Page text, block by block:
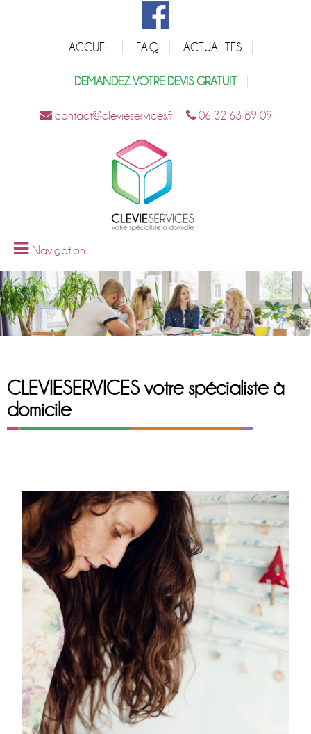
ACCUEIL F.A.Q ACTUALITES
DEMANDEZ VOTRE DEVIS GRATUIT
contact@clevieservices.fr 06 32 63 89 09
Navigation
CLEVIESERVICES votre spécialiste à
domicile